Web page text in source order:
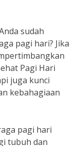
sudah
pagi hari? Jika
Pagi Hari
juga kunci
kebahagiaan
pagi hari
tubuh dan